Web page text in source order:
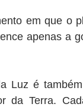
em que o
apenas a
Luz é
da Terra.